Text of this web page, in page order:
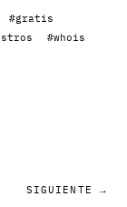
#gratis
#whois
SIGUIENTE →